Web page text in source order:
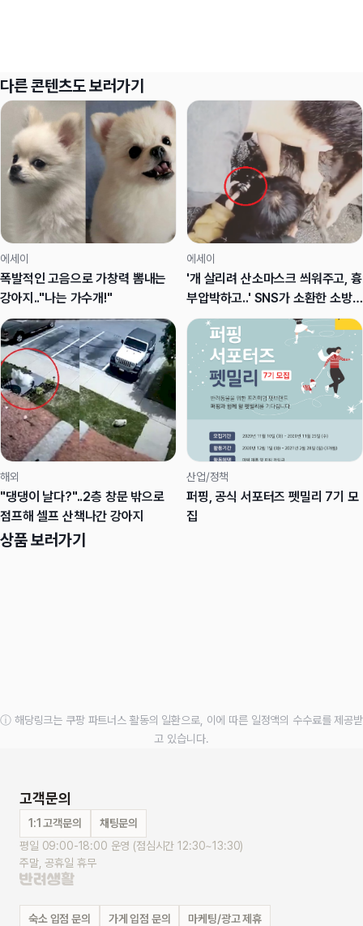
다른 콘텐츠도 보러가기
에세이
폭발적인 고음으로 가창력 뽐내는
강아지.."나는 가수개!"
에세이
'개 살리려 산소마스크 씌워주고, 흉
부압박하고..' SNS가 소환한 소방
관의 6년 전 추억
해외
"댕댕이 날다?"..2층 창문 밖으로
점프해 셀프 산책나간 강아지
산업/정책
퍼핑, 공식 서포터즈 펫밀리 7기 모
집
상품 보러가기
ⓘ 해당링크는 쿠팡 파트너스 활동의 일환으로, 이에 따른 일정액의 수수료를 제공받
고 있습니다.
고객문의
1:1 고객문의
채팅문의
평일 09:00-18:00 운영 (점심시간 12:30~13:30)
주말, 공휴일 휴무
숙소 입점 문의 가게 입점 문의 마케팅/광고 제휴